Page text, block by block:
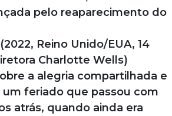
pelo reaparecimento do
Reino Unido/EUA, 14
Charlotte Wells)
a alegria compartilhada e
feriado que passou com
atrás, quando ainda era